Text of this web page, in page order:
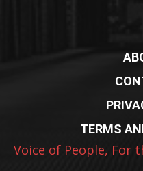
TERMS
Voice of People, For